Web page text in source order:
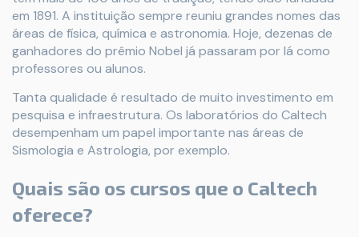
em 1891. A instituição sempre reuniu grandes nomes das
áreas de física, química e astronomia. Hoje, dezenas de
ganhadores do prêmio Nobel já passaram por lá como
professores ou alunos.
Tanta qualidade é resultado de muito investimento em
pesquisa e infraestrutura. Os laboratórios do Caltech
desempenham um papel importante nas áreas de
Sismologia e Astrologia, por exemplo.
Quais são os cursos que o Caltech
oferece?